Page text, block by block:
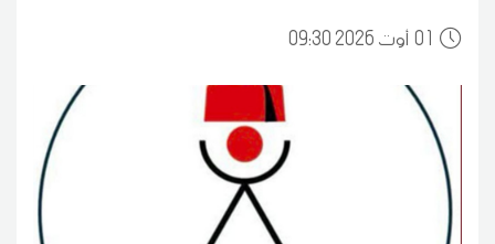
0109:30 2026 أوت